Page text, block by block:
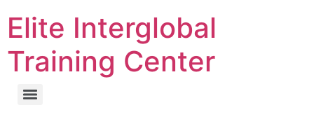
Elite Interglobal
Training Center